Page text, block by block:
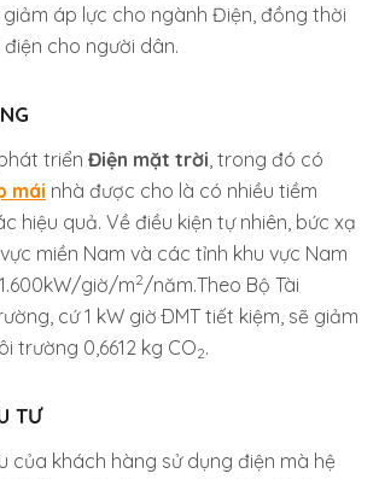
áp lực cho ngành Điện, đồng thời
cho người dân.
triển Điện mặt trời, trong đó có
mái nhà được cho là có nhiều tiềm
hiệu quả. Về điều kiện tự nhiên, bức xạ
miền Nam và các tỉnh khu vực Nam
giờ/m2/năm.Theo Bộ Tài
cứ 1 kW giờ ÐMT tiết kiệm, sẽ giảm
trường 0,6612 kg CO2.
TƯ
của khách hàng sử dụng điện mà hệ